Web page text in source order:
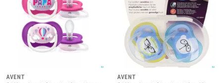
AVENT AVENT